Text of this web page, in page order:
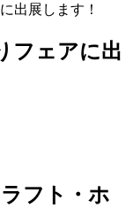
出展します！
フェアに出
フト・ホ